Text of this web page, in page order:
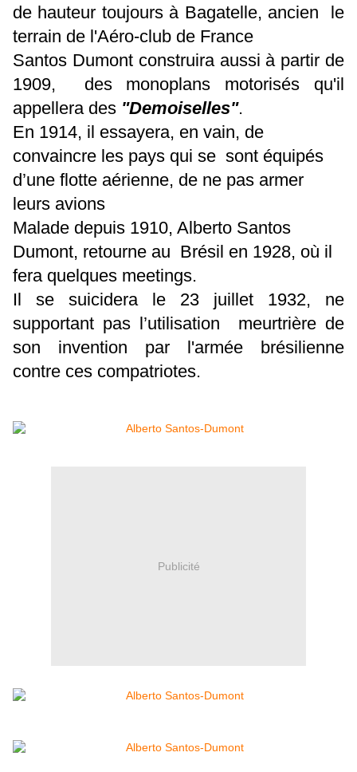
de hauteur toujours à Bagatelle, ancien le
terrain de l'Aéro-club de France
Santos Dumont construira aussi à partir de
1909, des monoplans motorisés qu'il
appellera des "Demoiselles".
En 1914, il essayera, en vain, de
convaincre les pays qui se sont équipés
d’une flotte aérienne, de ne pas armer
leurs avions
Malade depuis 1910, Alberto Santos
Dumont, retourne au Brésil en 1928, où il
fera quelques meetings.
Il se suicidera le 23 juillet 1932, ne
supportant pas l’utilisation meurtrière de
son invention par l'armée brésilienne
contre ces compatriotes.
Publicité